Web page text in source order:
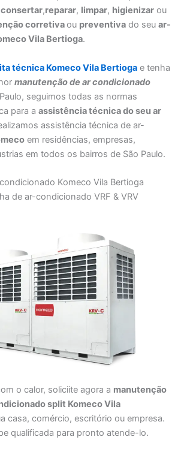
consertar,reparar, limpar, higienizar ou
corretivaou preventiva do seuar-
Vila Bertioga.
técnica Komeco Vila Bertioga e tenha
manutençãode ar condicionado
seguimos todas as normas
para aassistência técnica do seu ar
assistência técnica de ar-
em residências, empresas,
em todos os bairros de São Paulo.
Komeco Vila Bertioga
de ar-condicionado VRF & VRV
o calor, soliciite agora a manutenção
split Komeco Vila
casa, comércio, escritório ou empresa.
qualificada para pronto atende-lo.